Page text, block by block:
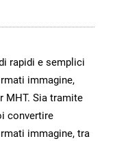
rapidi e semplici
immagine,
MHT. Sia tramite
convertire
immagine, tra